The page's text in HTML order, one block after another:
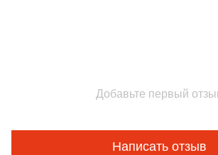
Добавьте первый
Написать отзыв